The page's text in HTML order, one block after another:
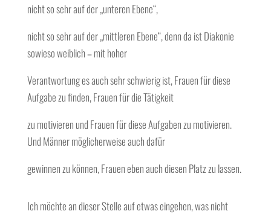
nicht so sehr auf der „unteren Ebene“,
nicht so sehr auf der „mittleren Ebene“, denn da ist Diakonie
sowieso weiblich – mit hoher
Verantwortung es auch sehr schwierig ist, Frauen für diese
Aufgabe zu finden, Frauen für die Tätigkeit
zu motivieren und Frauen für diese Aufgaben zu motivieren.
Und Männer möglicherweise auch dafür
gewinnen zu können, Frauen eben auch diesen Platz zu lassen.
Ich möchte an dieser Stelle auf etwas eingehen, was nicht